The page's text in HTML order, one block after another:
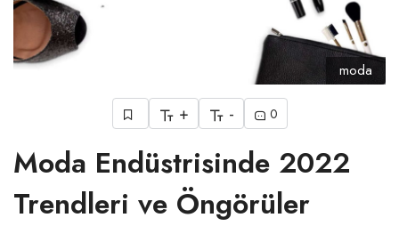
moda
+ - 0
Moda Endüstrisinde 2022
Trendleri ve Öngörüler